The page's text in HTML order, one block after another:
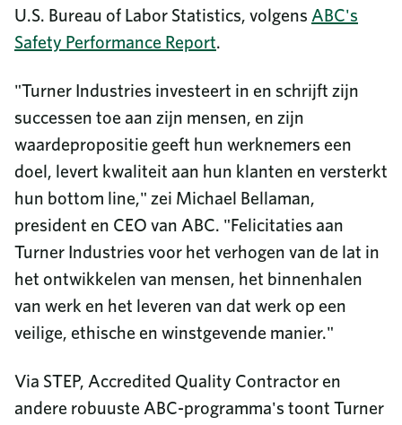
U.S. Bureau of Labor Statistics, volgens ABC's
Safety Performance Report.
"Turner Industries investeert in en schrijft zijn
successen toe aan zijn mensen, en zijn
waardepropositie geeft hun werknemers een
doel, levert kwaliteit aan hun klanten en versterkt
hun bottom line," zei Michael Bellaman,
president en CEO van ABC. "Felicitaties aan
Turner Industries voor het verhogen van de lat in
het ontwikkelen van mensen, het binnenhalen
van werk en het leveren van dat werk op een
veilige, ethische en winstgevende manier."
Via STEP, Accredited Quality Contractor en
andere robuuste ABC-programma's toont Turner